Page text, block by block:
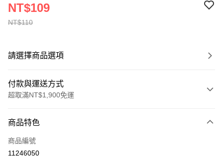
NT$110
NT$109
請選擇商品選項
付款與運送方式
超取滿NT$1,900免運
信用卡一次付款
超商取貨付款
商品特色
商品編號
11246050